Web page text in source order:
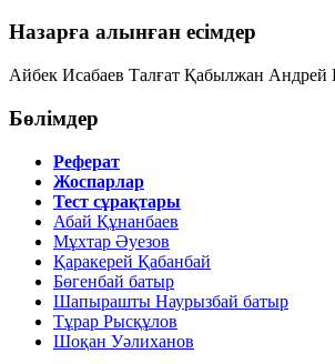
Назарға алынған есімдер
Айбек Исабаев Талғат Қабылжан Андрей
Бөлімдер
Реферат
Жоспарлар
Тест сұрақтары
Абай Құнанбаев
Мұхтар Әуезов
Қаракерей Қабанбай
Бөгенбай батыр
Шапырашты Наурызбай батыр
Тұрар Рысқұлов
Шоқан Уәлиханов